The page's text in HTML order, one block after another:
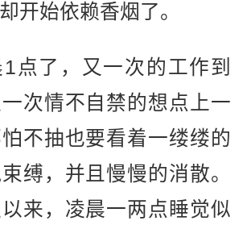
开始依赖香烟了。
点了，又一次的工作到
次情不自禁的想点上一
不抽也要看着一缕缕的
缚，并且慢慢的消散。
来，凌晨一两点睡觉似